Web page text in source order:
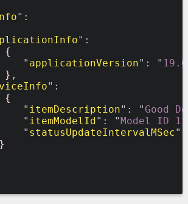
":
":
{
"
applicationVersion": "
} ,
":
{
"
itemDescription": "Good
"
itemModelId": "Model ID 1
"
statusUpdateIntervalMSec
}